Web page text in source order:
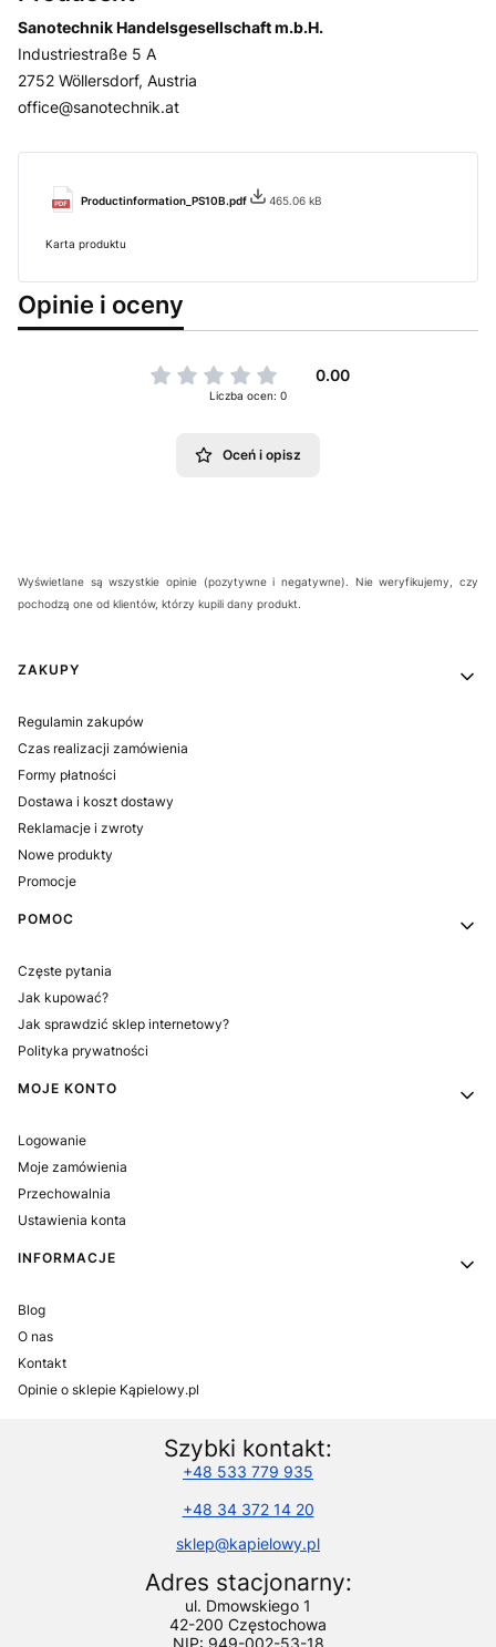
Sanotechnik Handelsgesellschaft m.b.H.
Industriestraße 5 A
2752 Wöllersdorf, Austria
office@sanotechnik.at
Productinformation_PS10B.pdf 465.06 kB
Karta produktu
Opinie i oceny
0.00
Liczba ocen: 0
Oceń i opisz
Wyświetlane są wszystkie opinie (pozytywne i negatywne). Nie weryfikujemy, czy
pochodzą one od klientów, którzy kupili dany produkt.
Linki w stopce
ZAKUPY
Regulamin zakupów
Czas realizacji zamówienia
Formy płatności
Dostawa i koszt dostawy
Reklamacje i zwroty
Nowe produkty
Promocje
POMOC
Częste pytania
Jak kupować?
Jak sprawdzić sklep internetowy?
Polityka prywatności
MOJE KONTO
Logowanie
Moje zamówienia
Przechowalnia
Ustawienia konta
INFORMACJE
Blog
O nas
Kontakt
Opinie o sklepie Kąpielowy.pl
Szybki kontakt:
+48 533 779 935
+48 34 372 14 20
sklep@kapielowy.pl
Adres stacjonarny:
ul. Dmowskiego 1
42-200 Częstochowa
NIP: 949-002-53-18